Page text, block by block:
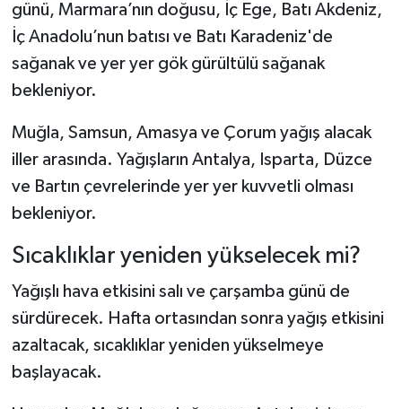
günü, Marmara’nın doğusu, İç Ege, Batı Akdeniz,
İç Anadolu’nun batısı ve Batı Karadeniz'de
sağanak ve yer yer gök gürültülü sağanak
bekleniyor.
Muğla, Samsun, Amasya ve Çorum yağış alacak
iller arasında. Yağışların Antalya, Isparta, Düzce
ve Bartın çevrelerinde yer yer kuvvetli olması
bekleniyor.
Sıcaklıklar yeniden yükselecek mi?
Yağışlı hava etkisini salı ve çarşamba günü de
sürdürecek. Hafta ortasından sonra yağış etkisini
azaltacak, sıcaklıklar yeniden yükselmeye
başlayacak.